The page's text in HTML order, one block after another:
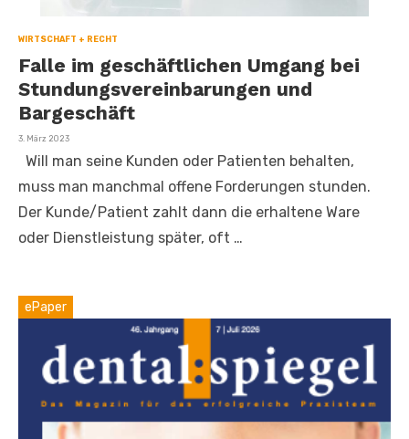
WIRTSCHAFT + RECHT
Falle im geschäftlichen Umgang bei
Stundungsvereinbarungen und
Bargeschäft
Veröffentlicht
3. März 2023
Will man seine Kunden oder Patienten behalten,
muss man manchmal offene Forderungen stunden.
Der Kunde/Patient zahlt dann die erhaltene Ware
oder Dienstleistung später, oft …
ePaper